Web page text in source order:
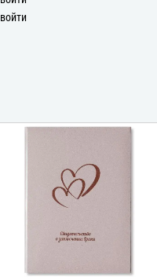
войти